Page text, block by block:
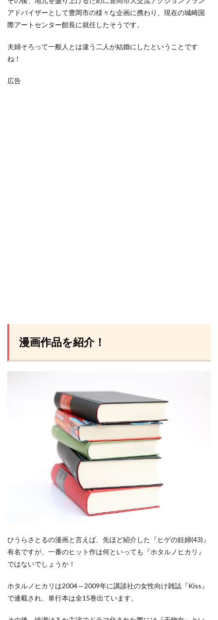
アドバイザーとして豊岡市の様々な企画に携わり、現在の城崎国
際アートセンター館長に就任したそうです。
夫婦そろって一般人とは違う二人が結婚にしたということです
ね！
広告
漫画作品を紹介！
ひうらさとるの漫画と言えば、先ほど紹介した『ヒゲの妊婦(43)』
有名ですが、一番のヒット作は何といっても『ホタルノヒカリ』
ではないでしょうか！
ホタルノヒカリは2004～2009年に講談社の女性向け雑誌『Kiss』
で連載され、単行本は全15巻出ています。